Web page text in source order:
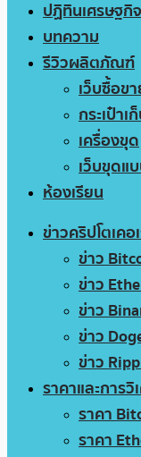
ปฏิทินเศรษฐกิจ
บทความ
รีวิวผลิตภัณฑ์
เว็บซื้อข
กระเป๋า
เครื่องขุด
เว็บขุดแ
ห้องเรียน
ข่าวคริปโตเคอ
ข่าว
ข่าว
ข่าว
ข่าว
ข่าว
ราคาและการวิ
ราคา
ราคา